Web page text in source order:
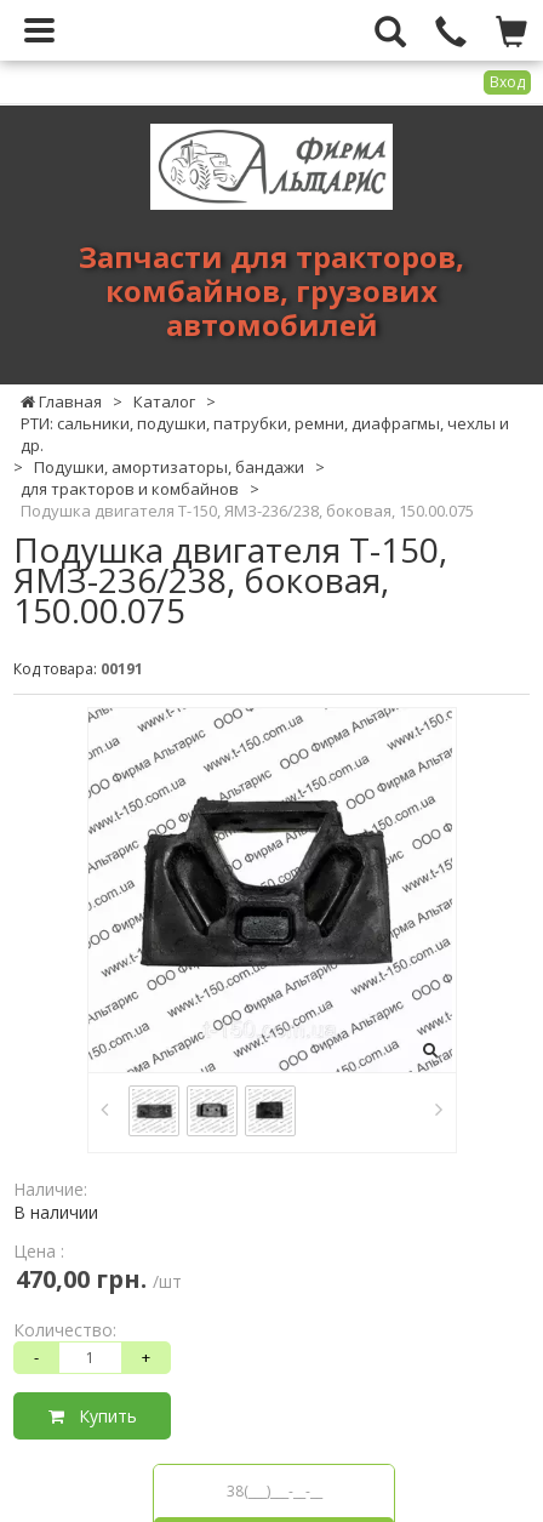
Вход
тракторов,
комбайнов,
Запчасти для тракторов,
комбайнов, грузових
автомобилей
Главная > Каталог >
РТИ: сальники, подушки, патрубки, ремни, диафрагмы, чехлы и
др.
> Подушки, амортизаторы, бандажи
>
для тракторов и комбайнов
>
Подушка двигателя Т-150, ЯМЗ-236/238, боковая, 150.00.075
Подушка двигателя Т-150,
ЯМЗ-236/238, боковая,
150.00.075
Код товара: 00191
Наличие:
В наличии
Цена :
470,00 грн. /шт
Количество:
- +
Купить